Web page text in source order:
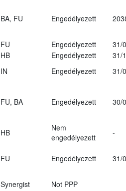
BA, FU Engedélyezett
FU Engedélyezett
31/
HB Engedélyezett
31/
IN Engedélyezett
31/
FU, BA Engedélyezett 30/
HB
Nem
engedélyezett
-
FU Engedélyezett 31/
Synergist Not PPP